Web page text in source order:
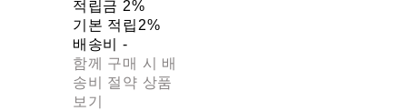
적립금 2%
기본 적립 2%
배송비 -
함께 구매 시 배
송비 절약 상품
보기